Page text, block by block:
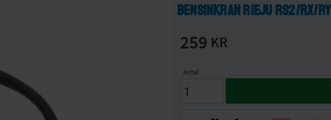
20 %
Bensinkran Rieju RS2/RX/
259 KR
Antal